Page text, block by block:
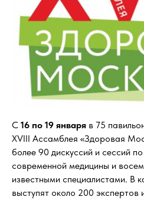
С 16 по 19 января в 75
XVIII Ассамблея «Здоровая
более 90 дискуссий и сессий
современной медицины и
известными специалистами. В
выступят около 200 экспертов